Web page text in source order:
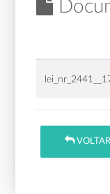
VOLTAR